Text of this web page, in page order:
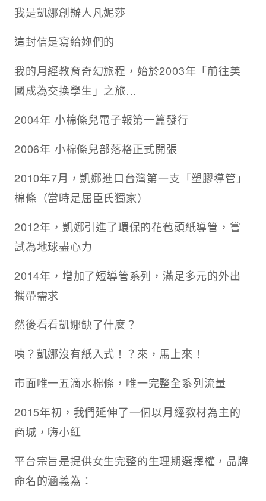
我是凱娜創辦人凡妮莎
這封信是寫給妳們的
我的月經教育奇幻旅程，始於2003年「前往美
國成為交換學生」之旅…
2004年 小棉條兒電子報第一篇發行
2006年 小棉條兒部落格正式開張
2010年7月，凱娜進口台灣第一支「塑膠導管」
棉條（當時是屈臣氏獨家）
2012年，凱娜引進了環保的花苞頭紙導管，嘗
試為地球盡心力
2014年，增加了短導管系列，滿足多元的外出
攜帶需求
然後看看凱娜缺了什麼？
咦？凱娜沒有紙入式！？來，馬上來！
市面唯一五滴水棉條，唯一完整全系列流量
2015年初，我們延伸了一個以月經教材為主的
商城，嗨小紅
平台宗旨是提供女生完整的生理期選擇權，品牌
命名的涵義為：